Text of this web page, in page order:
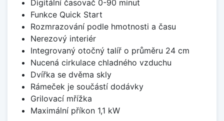
Digitální časovač 0-90 minut
Funkce Quick Start
Rozmrazování podle hmotnosti a času
Nerezový interiér
Integrovaný otočný talíř o průměru 24 cm
Nucená cirkulace chladného vzduchu
Dvířka se dvěma skly
Rámeček je součástí dodávky
Grilovací mřížka
Maximální příkon 1,1 kW